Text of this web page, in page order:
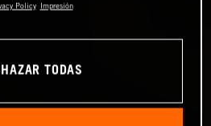
Policy Impresión
TODAS